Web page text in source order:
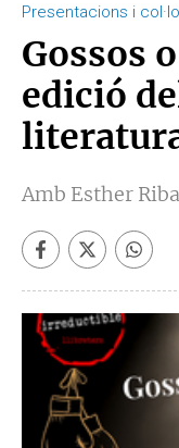
Presentacions i
Gossos
edició
Amb Esther